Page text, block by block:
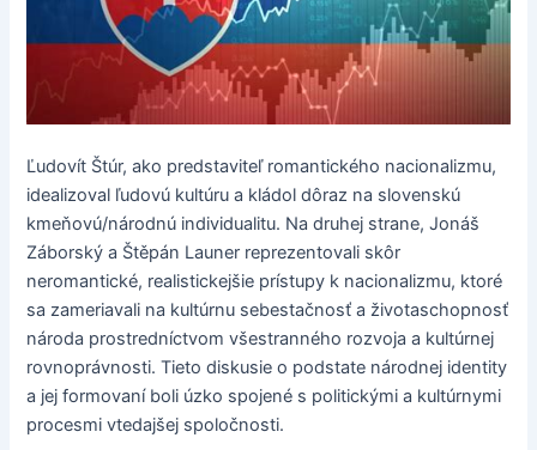
Ľudovít Štúr, ako predstaviteľ romantického nacionalizmu,
idealizoval ľudovú kultúru a kládol dôraz na slovenskú
kmeňovú/národnú individualitu. Na druhej strane, Jonáš
Záborský a Štěpán Launer reprezentovali skôr
neromantické, realistickejšie prístupy k nacionalizmu, ktoré
sa zameriavali na kultúrnu sebestačnosť a životaschopnosť
národa prostredníctvom všestranného rozvoja a kultúrnej
rovnoprávnosti. Tieto diskusie o podstate národnej identity
a jej formovaní boli úzko spojené s politickými a kultúrnymi
procesmi vtedajšej spoločnosti.